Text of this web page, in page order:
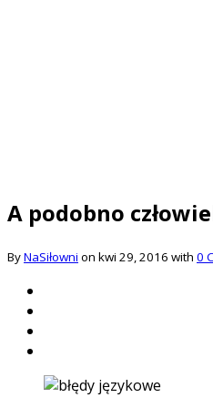
A podobno
ByNaSiłowni on kwi 29, 2016 with 0